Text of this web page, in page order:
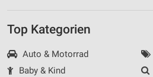
Top Kategorien
Auto & Motorrad
Baby & Kind